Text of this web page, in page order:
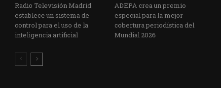
Radio Televisión Madrid
establece un sistema de
control para el uso de la
inteligencia artificial
ADEPA crea un premio
especial para la mejor
cobertura periodística del
Mundial 2026